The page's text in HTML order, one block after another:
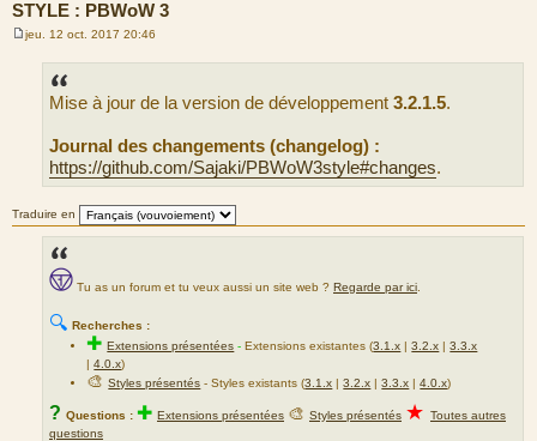
STYLE : PBWoW 3
M
jeu. 12 oct. 2017 20:46
Mise à jour de la version de développement 3.2.1.5.
Journal des changements (changelog) :
https://github.com/Sajaki/PBWoW3style#changes.
Traduire en
Tu as un forum et tu veux aussi un site web ? Regarde par ici
🔍 Recherches :
✚Extensions présentées -Extensions existantes (3.1.x |3.2.x |3.3.x
|4.0.x)
🎨Styles présentés - Styles existants (3.1.x |3.2.x |3.3.x |4.0.x)
? Questions : ✚ Extensions présentées 🎨 Styles présentés ★ Toutes autres
questions